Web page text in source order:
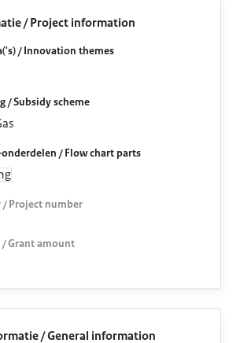
/ Project information
/ Innovation themes
/ Subsidy scheme
/ Flow chart parts
/ Project number
/ Grant amount
/ General information